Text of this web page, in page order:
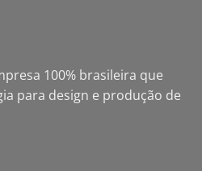
100% brasileira que
para design e produção de